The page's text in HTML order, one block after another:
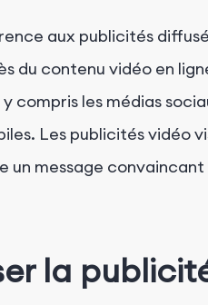
aux publicités
du contenu vidéo en
compris les médias
Les publicités vidéo
message
la